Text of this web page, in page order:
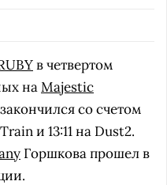
в четвертом
наMajestic
со счетом
и 13:11 на Dust2.
Горшкова прошел в